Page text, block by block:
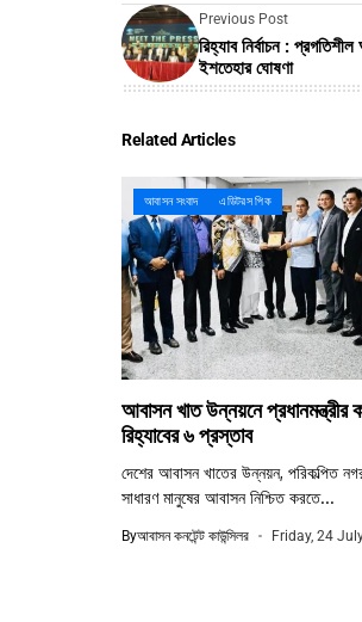
Previous Post
রিহ্যাব নির্বাচন :
ইশতেহার ঘোষণা
Related Articles
আবাসন সংবাদ এডিটরস পিক
আবাসন খাত উন্নয়নে প্রধানমন্ত্রীর
রিহ্যাবের ৬ প্রস্তাব
দেশের আবাসন খাতের উন্নয়ন, পরিকল্পিত
সাধারণ মানুষের আবাসন নিশ্চিত করতে...
Byআবাসন কনটেন্ট কাউন্সিলর Friday, 24